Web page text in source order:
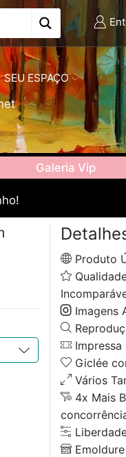
SEU ESPAÇO
Galeria Vip
Produto
Imagens
Impressa
Giclée
Vários
4x Mais
Emoldure